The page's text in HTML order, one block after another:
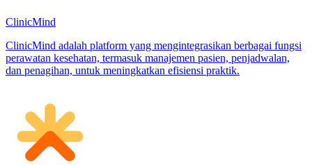
ClinicMind
ClinicMind adalah platform yang mengintegrasikan berbagai fungsi
perawatan kesehatan, termasuk manajemen pasien, penjadwalan,
dan penagihan, untuk meningkatkan efisiensi praktik.